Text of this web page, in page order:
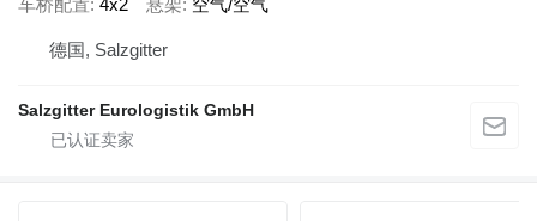
车桥配置 4x2 悬架 空气/空气
德国, Salzgitter
Salzgitter Eurologistik GmbH